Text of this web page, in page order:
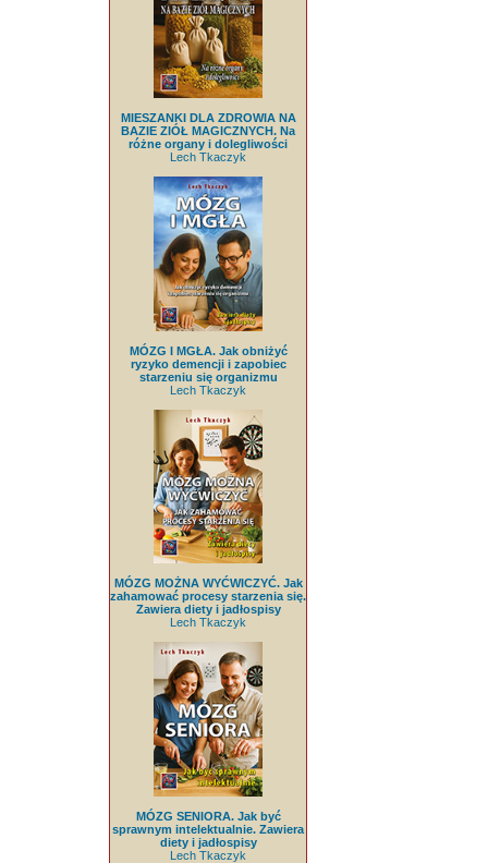
MIESZANKI DLA ZDROWIA NA
BAZIE ZIÓŁ MAGICZNYCH. Na
różne organy i dolegliwości
Lech Tkaczyk
MÓZG I MGŁA. Jak obniżyć
ryzyko demencji i zapobiec
starzeniu się organizmu
Lech Tkaczyk
MÓZG MOŻNA WYĆWICZYĆ. Jak
zahamować procesy starzenia się.
Zawiera diety i jadłospisy
Lech Tkaczyk
MÓZG SENIORA. Jak być
sprawnym intelektualnie. Zawiera
diety i jadłospisy
Lech Tkaczyk